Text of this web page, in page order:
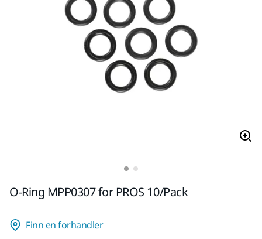
O-Ring MPP0307 for PROS 10/Pack
Finn en forhandler